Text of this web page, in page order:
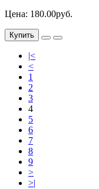
Цена: 180.00руб.
Купить
|<
<
1
2
3
4
5
6
7
8
9
>
>|